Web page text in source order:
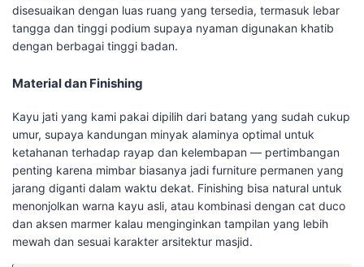
disesuaikan dengan luas ruang yang tersedia, termasuk lebar
tangga dan tinggi podium supaya nyaman digunakan khatib
dengan berbagai tinggi badan.
Material dan Finishing
Kayu jati yang kami pakai dipilih dari batang yang sudah cukup
umur, supaya kandungan minyak alaminya optimal untuk
ketahanan terhadap rayap dan kelembapan — pertimbangan
penting karena mimbar biasanya jadi furniture permanen yang
jarang diganti dalam waktu dekat. Finishing bisa natural untuk
menonjolkan warna kayu asli, atau kombinasi dengan cat duco
dan aksen marmer kalau menginginkan tampilan yang lebih
mewah dan sesuai karakter arsitektur masjid.